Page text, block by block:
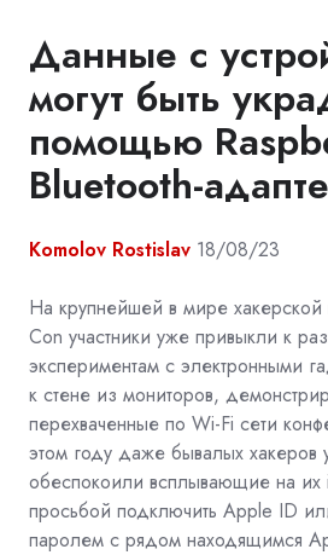
Данные с
могут быть
помощью
Bluetooth-
Komolov Rostislav 18/08/23
На крупнейшей в мире
Con участники уже привыкли к
экспериментам с электронными
к стене из мониторов,
перехваченные по Wi-Fi сети
этом году даже бывалых хакеров
обеспокоили всплывающие на
просьбой подключить Apple ID
паролем с рядом находящимся